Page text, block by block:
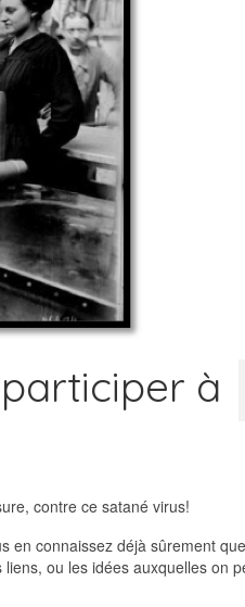
à
contre ce satané virus!
en connaissez déjà sûrement
ou les idées auxquelles on